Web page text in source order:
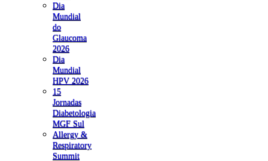
Dia
Mundial
do
Glaucoma
2026
Dia
Mundial
HPV 2026
15
Jornadas
Diabetologia
MGF Sul
Allergy &
Respiratory
Summit